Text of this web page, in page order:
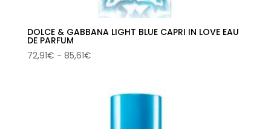
DOLCE & GABBANA LIGHT BLUE CAPRI IN LOVE EAU
DE PARFUM
72,91€ - 85,61€Rango
desde